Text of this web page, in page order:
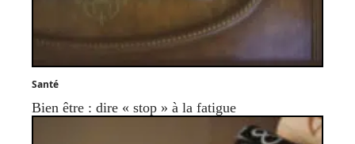
Santé
Bien être : dire « stop » à la fatigue